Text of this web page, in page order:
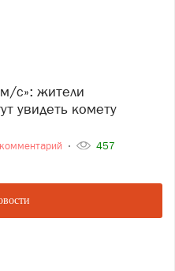
увидеть комету
457